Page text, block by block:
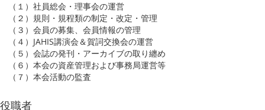
（１）社員総会・理事会の運営
（２）規則・規程類の制定・改定・管理
（３）会員の募集、会員情報の管理
（４）JAHIS講演会＆賀詞交換会の運営
（５）会誌の発刊・アーカイブの取り纏め
（６）本会の資産管理および事務局運営等
（７）本会活動の監査
役職者